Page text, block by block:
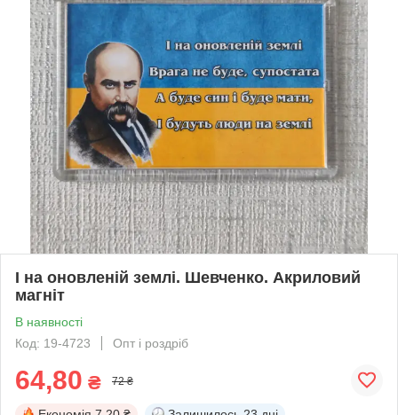
І на оновленій землі. Шевченко. Акриловий
магніт
В наявності
Код: 19-4723
Опт і роздріб
64,80 ₴ 72 ₴